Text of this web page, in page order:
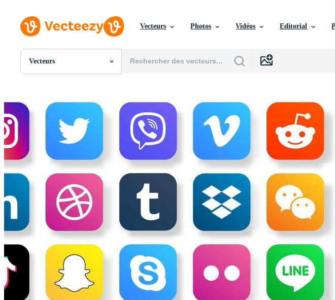
Vecteurs Photos Vidéos Editorial
Vecteurs
Toutes Images
PSDs
Modèles
Vecteurs
Vidéos
Motion graphics
Images Éditoriales
Événements Éditoriaux